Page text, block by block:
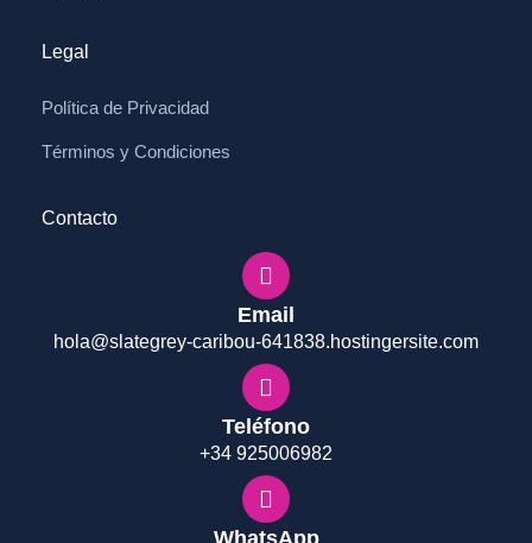
Legal
Política de Privacidad
Términos y Condiciones
Contacto
Email
hola@slategrey-caribou-641838.hostingersite.com
Teléfono
+34 925006982
WhatsApp